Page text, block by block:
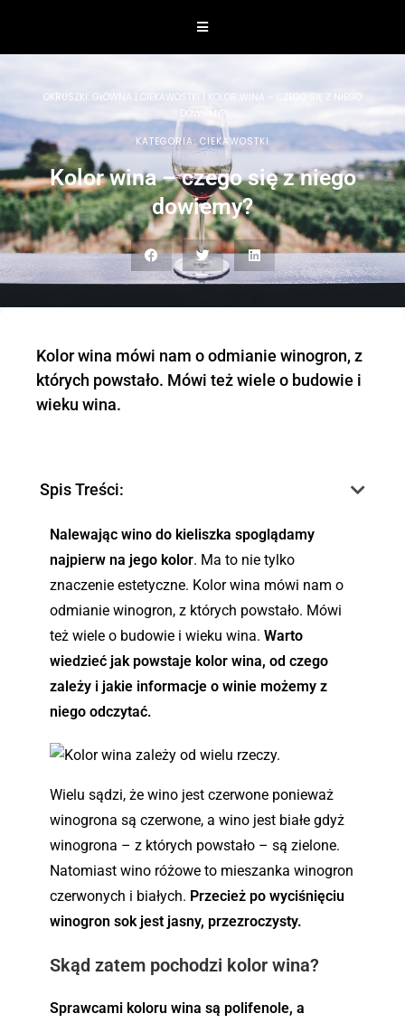
OKRUSZKI: GŁÓWNA CIEKAWOSTKI
KOLOR WINA – CZEGO SIĘ Z NIEGO
DOWIEMY?
KATEGORIA: CIEKAWOSTKI
Kolor wina – czego się z niego
dowiemy?
Kolor wina mówi nam o odmianie winogron, z
których powstało. Mówi też wiele o budowie i
wieku wina.
Spis Treści:
Nalewając wino do kieliszka spoglądamy
najpierw na jego kolor. Ma to nie tylko
znaczenie estetyczne. Kolor wina mówi nam o
odmianie winogron, z których powstało. Mówi
też wiele o budowie i wieku wina. Warto
wiedzieć jak powstaje kolor wina, od czego
zależy i jakie informacje o winie możemy z
niego odczytać.
Wielu sądzi, że wino jest czerwone ponieważ
winogrona są czerwone, a wino jest białe gdyż
winogrona – z których powstało – są zielone.
Natomiast wino różowe to mieszanka winogron
czerwonych i białych. Przecież po wyciśnięciu
winogron sok jest jasny, przezroczysty.
Skąd zatem pochodzi kolor wina?
Sprawcami koloru wina są polifenole, a